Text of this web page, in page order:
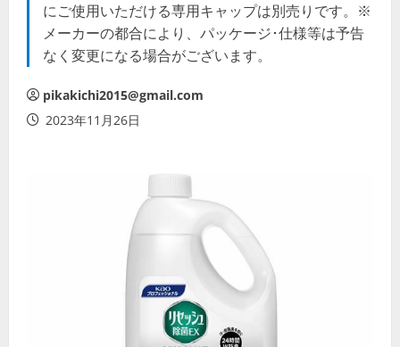
にご使用いただける専用キャップは別売りです。※
メーカーの都合により、パッケージ･仕様等は予告
なく変更になる場合がございます。
pikakichi2015@gmail.com
2023年11月26日